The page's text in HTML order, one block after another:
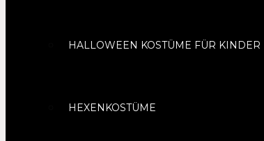
HALLOWEEN KOSTÜME FÜR KINDER
HEXENKOSTÜME